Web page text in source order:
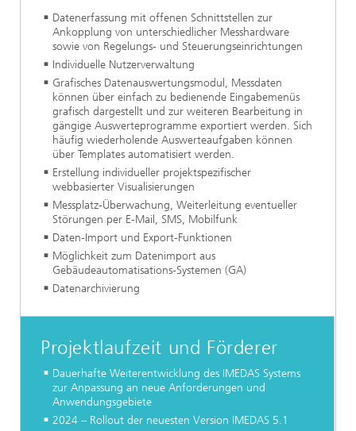
Datenerfassung mit offenen Schnittstellen zur
Ankopplung von unterschiedlicher Messhardware
sowie von Regelungs- und Steuerungseinrichtungen
Individuelle Nutzerverwaltung
Grafisches Datenauswertungsmodul, Messdaten
können über einfach zu bedienende Eingabemenüs
grafisch dargestellt und zur weiteren Bearbeitung in
gängige Auswerteprogramme exportiert werden. Sich
häufig wiederholende Auswerteaufgaben können
über Templates automatisiert werden.
Erstellung individueller projektspezifischer
webbasierter Visualisierungen
Messplatz-Überwachung, Weiterleitung eventueller
Störungen per E-Mail, SMS, Mobilfunk
Daten-Import und Export-Funktionen
Möglichkeit zum Datenimport aus
Gebäudeautomatisations-Systemen (GA)
Datenarchivierung
Projektlaufzeit und Förderer
Dauerhafte Weiterentwicklung des IMEDAS Systems
zur Anpassung an neue Anforderungen und
Anwendungsgebiete
2024 – Rollout der neuesten Version IMEDAS 5.1